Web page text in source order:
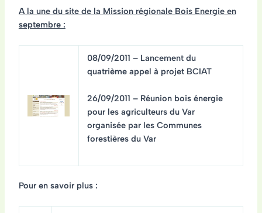
A la une du site de la Mission régionale Bois Energie en
septembre :
08/09/2011 – Lancement du
quatrième appel à projet BCIAT
26/09/2011 – Réunion bois énergie
pour les agriculteurs du Var
organisée par les Communes
forestières du Var
Pour en savoir plus :